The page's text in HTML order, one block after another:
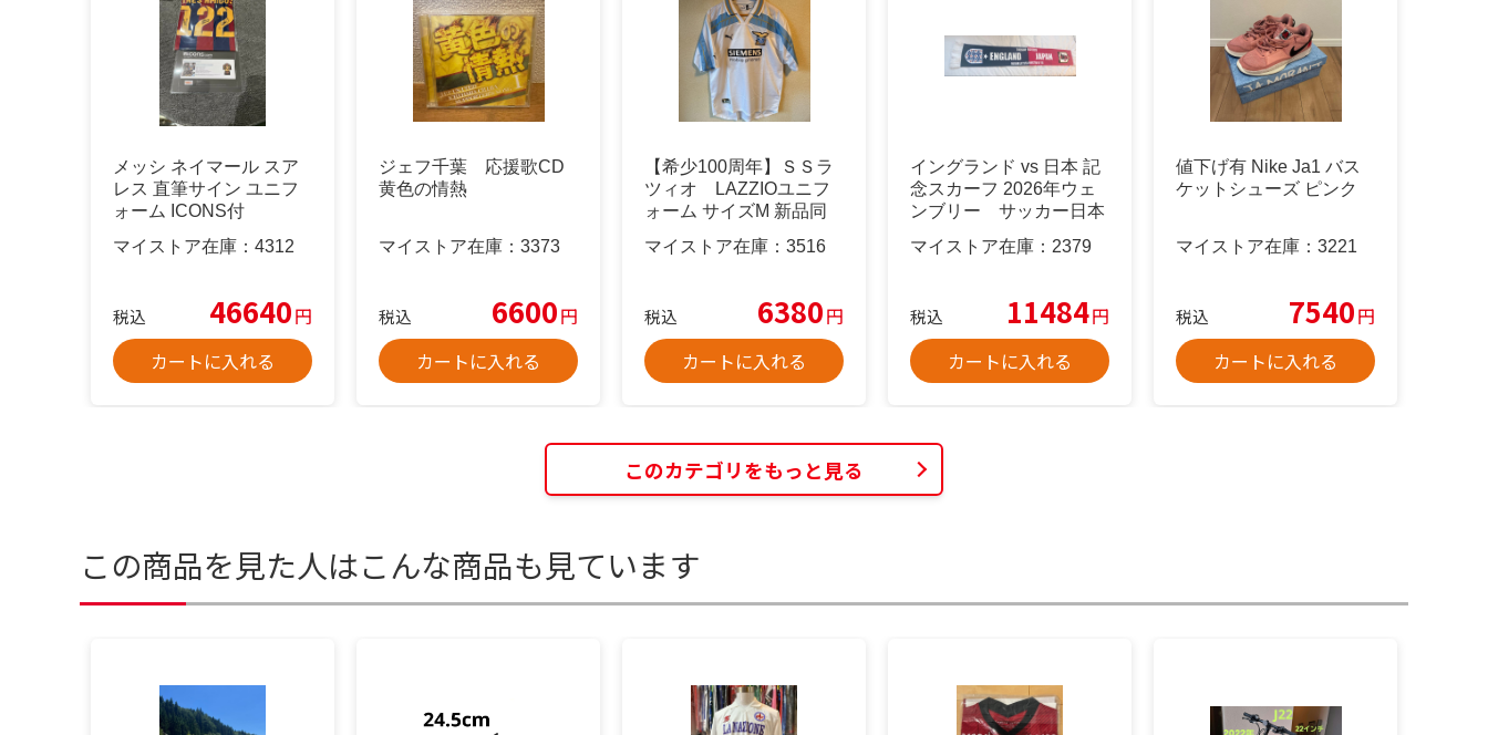
メッシ ネイマール スア
レス 直筆サイン ユニフ
ォーム ICONS付
マイストア在庫： 4312
税込 46640円
カートに入れる
ジェフ千葉 応援歌CD
黄色の情熱
マイストア在庫： 3373
税込 6600円
カートに入れる
【希少100周年】ＳＳラ
ツィオ LAZZIOユニフ
ォーム サイズM 新品同
マイストア在庫： 3516
税込 6380円
カートに入れる
イングランド vs 日本 記
念スカーフ 2026年ウェ
ンブリー サッカー日本
マイストア在庫： 2379
税込 11484円
カートに入れる
値下げ有 Nike Ja1 バス
ケットシューズ ピンク
マイストア在庫： 3221
税込 7540円
カートに入れる
このカテゴリをもっと見る
この商品を見た人はこんな商品も見ています